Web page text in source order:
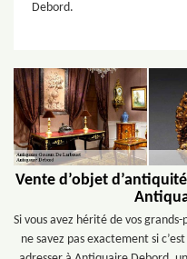
Debord.
Vente d’objet
Si vous avez hérité de vos
ne savez pas exactement si